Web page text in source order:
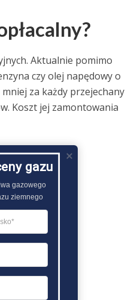
Aktualnie pomimo
czy olej napędowy o
za każdy przejechany
Koszt jej zamontowania
gazu
gazowego
ziemnego